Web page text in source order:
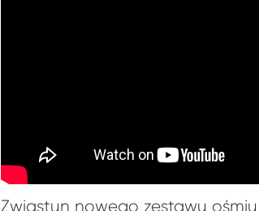
Zwiastun nowego zestawu